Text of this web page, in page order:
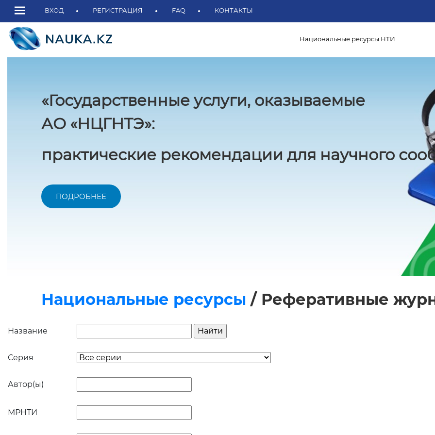
ВХОД РЕГИСТРАЦИЯ FAQ КОНТАКТЫ
Национальные ресурсы НТИ
«Государственные услуги, оказываемые
АО «НЦГНТЭ»:
практические рекомендации для научного
ПОДРОБНЕЕ
Национальные ресурсы / Реферативные
Название
Серия
Автор(ы)
МРНТИ